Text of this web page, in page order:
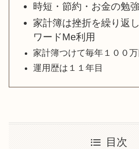
時短・節約・お金の勉
家計簿は挫折を繰り返
ワードMe利用
家計簿つけて毎年１００
運用歴は１１年目
目次